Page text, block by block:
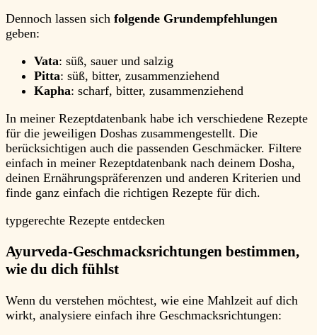
Dennoch lassen sich folgende Grundempfehlungen
geben:
Vata: süß, sauer und salzig
Pitta: süß, bitter, zusammenziehend
Kapha: scharf, bitter, zusammenziehend
In meiner Rezeptdatenbank habe ich verschiedene Rezepte
für die jeweiligen Doshas zusammengestellt. Die
berücksichtigen auch die passenden Geschmäcker. Filtere
einfach in meiner Rezeptdatenbank nach deinem Dosha,
deinen Ernährungspräferenzen und anderen Kriterien und
finde ganz einfach die richtigen Rezepte für dich.
typgerechte Rezepte entdecken
Ayurveda-Geschmacksrichtungen bestimmen,
wie du dich fühlst
Wenn du verstehen möchtest, wie eine Mahlzeit auf dich
wirkt, analysiere einfach ihre Geschmacksrichtungen: